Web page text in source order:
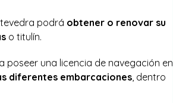
podrá obtener o renovar su
o titulín.
una licencia de navegación en
diferentes embarcaciones, dentro